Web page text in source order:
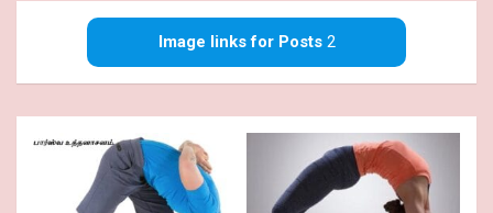
Image links for Posts2